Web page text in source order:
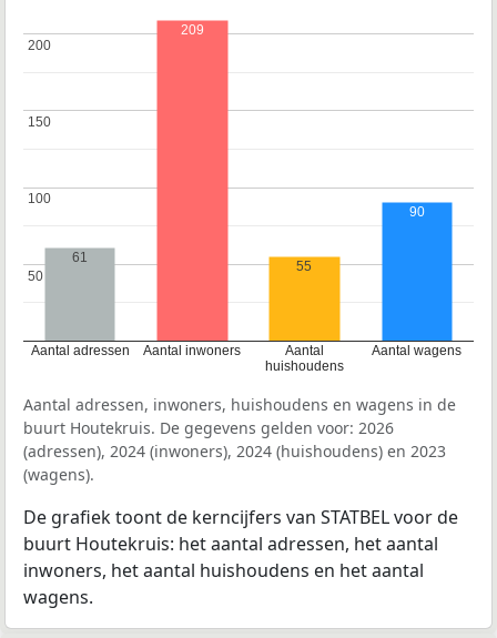
Aantal adressen Aantal inwoners
Aantal
huishoudens
Aantal wagens
50
50
100
100
150
150
200
200
61
209
55
90
Aantal adressen, inwoners, huishoudens en wagens in de
buurt Houtekruis. De gegevens gelden voor: 2026
(adressen), 2024 (inwoners), 2024 (huishoudens) en 2023
(wagens).
De grafiek toont de kerncijfers van STATBEL voor de
buurt Houtekruis: het aantal adressen, het aantal
inwoners, het aantal huishoudens en het aantal
wagens.